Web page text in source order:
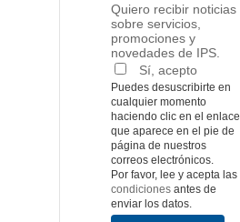
Quiero recibir noticias
sobre servicios,
promociones y
novedades de IPS.
Sí, acepto
Puedes desuscribirte en
cualquier momento
haciendo clic en el enlace
que aparece en el pie de
página de nuestros
correos electrónicos.
Por favor, lee y acepta las
condicionesantes de
enviar los datos.